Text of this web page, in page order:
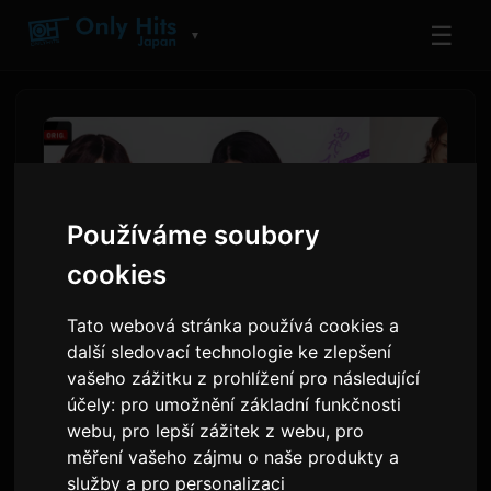
Používáme soubory
cookies
Tato webová stránka používá cookies a
další sledovací technologie ke zlepšení
vašeho zážitku z prohlížení pro následující
účely: pro umožnění základní funkčnosti
webu, pro lepší zážitek z webu, pro
měření vašeho zájmu o naše produkty a
služby a pro personalizaci
▼ ☰
Gyubin a chilldspot vytvořili
znělky pro třetí řadu 'Girl or
Lady'